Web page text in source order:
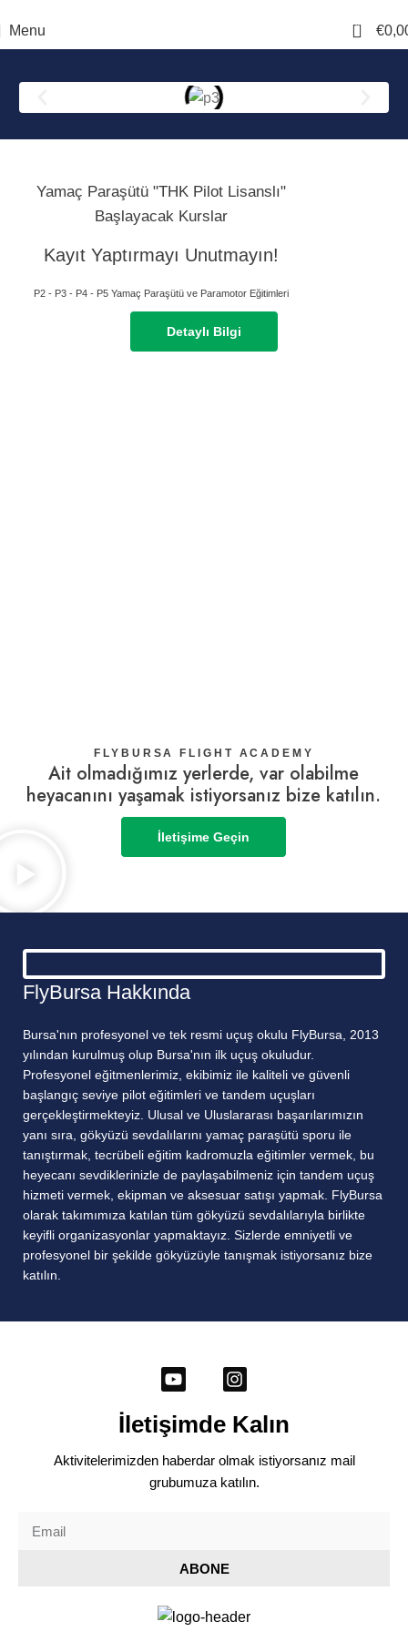
Menu 0 €
Yamaç Paraşütü "THK Pilot Lisanslı"
Başlayacak Kurslar
Kayıt Yaptırmayı Unutmayın!
P2 - P3 - P4 - P5 Yamaç Paraşütü ve Paramotor Eğitimleri
Detaylı Bilgi
FLYBURSA FLIGHT ACADEMY
Ait olmadığımız yerlerde, var olabilme
heyacanını yaşamak istiyorsanız bize katılın.
İletişime Geçin
FlyBursa Hakkında
Bursa'nın profesyonel ve tek resmi uçuş okulu FlyBursa, 2013
yılından kurulmuş olup Bursa'nın ilk uçuş okuludur.
Profesyonel eğitmenlerimiz, ekibimiz ile kaliteli ve güvenli
başlangıç seviye pilot eğitimleri ve tandem uçuşları
gerçekleştirmekteyiz. Ulusal ve Uluslararası başarılarımızın
yanı sıra, gökyüzü sevdalılarını yamaç paraşütü sporu ile
tanıştırmak, tecrübeli eğitim kadromuzla eğitimler vermek, bu
heyecanı sevdiklerinizle de paylaşabilmeniz için tandem uçuş
hizmeti vermek, ekipman ve aksesuar satışı yapmak. FlyBursa
olarak takımımıza katılan tüm gökyüzü sevdalılarıyla birlikte
keyifli organizasyonlar yapmaktayız. Sizlerde emniyetli ve
profesyonel bir şekilde gökyüzüyle tanışmak istiyorsanız bize
katılın.
İletişimde Kalın
Aktivitelerimizden haberdar olmak istiyorsanız mail
grubumuza katılın.
ABONE